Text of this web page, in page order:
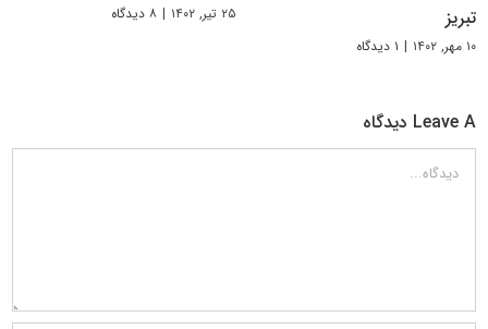
تبریز
۱۰ مهر, ۱۴۰۲ | ۱ دیدگاه
۲۵ تیر, ۱۴۰۲ | ۸ دیدگاه
Leave A دیدگاه
دیدگاه